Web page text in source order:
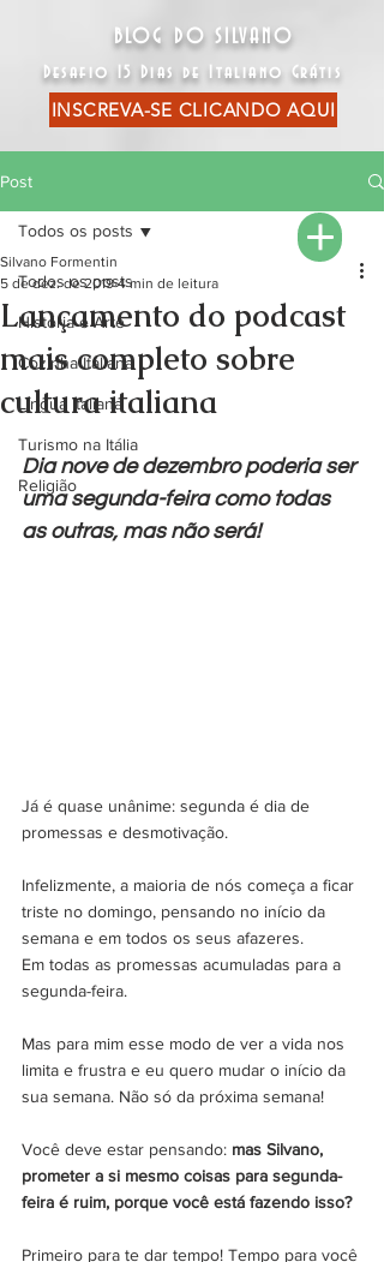
BLOG DO SILVANO
Desafio 15 Dias de Italiano Grátis
INSCREVA-SE CLICANDO AQUI
Post
Todos os posts
História e Arte
Cozinha Italiana
Língua Italiana
Turismo na Itália
Religião
Todos os posts
Lançamento do podcast
mais completo sobre
cultura italiana
Silvano Formentin
5 de dez. de 2019 4 min de leitura
Dia nove de dezembro poderia ser
uma segunda-feira como todas
as outras, mas não será!
Já é quase unânime: segunda é dia de
promessas e desmotivação.
Infelizmente, a maioria de nós começa a ficar
triste no domingo, pensando no início da
semana e em todos os seus afazeres.
Em todas as promessas acumuladas para a
segunda-feira.
Mas para mim esse modo de ver a vida nos
limita e frustra e eu quero mudar o início da
sua semana. Não só da próxima semana!
Você deve estar pensando: mas Silvano,
prometer a si mesmo coisas para segunda-
feira é ruim, porque você está fazendo isso?
Primeiro para te dar tempo! Tempo para você